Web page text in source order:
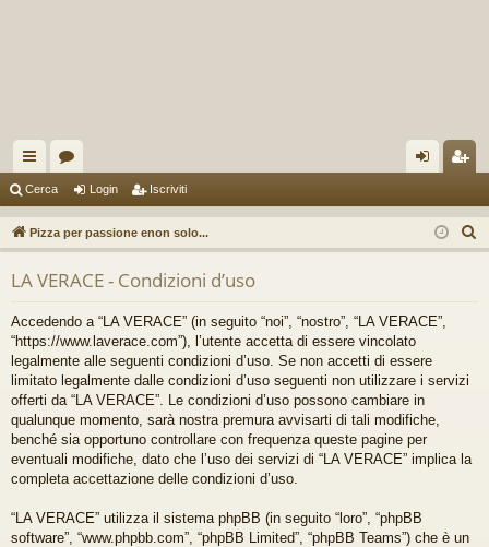
oll
eg
a
m
en
R
ap
u
m
in riv
iti
Cerca Login Iscriviti
Pizza per passione enon solo...
e
LA VERACE - Condizioni d’uso
Accedendo a “LA VERACE” (in seguito “noi”, “nostro”, “LA VERACE”,
“https://www.laverace.com”), l’utente accetta di essere vincolato
legalmente alle seguenti condizioni d’uso. Se non accetti di essere
limitato legalmente dalle condizioni d’uso seguenti non utilizzare i servizi
offerti da “LA VERACE”. Le condizioni d’uso possono cambiare in
qualunque momento, sarà nostra premura avvisarti di tali modifiche,
benché sia opportuno controllare con frequenza queste pagine per
eventuali modifiche, dato che l’uso dei servizi di “LA VERACE” implica la
completa accettazione delle condizioni d’uso.
“LA VERACE” utilizza il sistema phpBB (in seguito “loro”, “phpBB
software”, “www.phpbb.com”, “phpBB Limited”, “phpBB Teams”) che è un